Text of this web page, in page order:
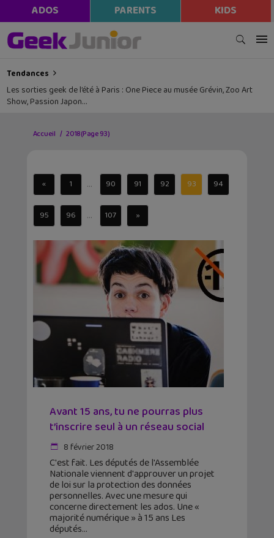
ADOS PARENTS KIDS
Tendances
Les sorties geek de l’été à Paris : One Piece au musée Grévin, Zoo Art
Show, Passion Japon…
Accueil 2018(Page 93)
« 1 ... 90 91 92 93 94
95 96 ... 107 »
Avant 15 ans, tu ne pourras plus
t’inscrire seul à un réseau social
8 février 2018
C'est fait. Les députés de l'Assemblée
Nationale viennent d'approuver un projet
de loi sur la protection des données
personnelles. Avec une mesure qui
concerne directement les ados. Une «
majorité numérique » à 15 ans Les
députés